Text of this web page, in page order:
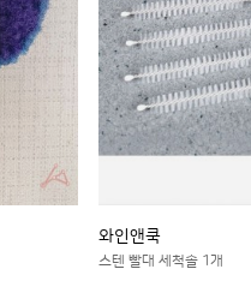
와인앤쿡
스텐 빨대 세척솔 1개